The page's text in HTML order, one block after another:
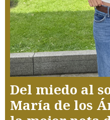
Del miedo al
María de los